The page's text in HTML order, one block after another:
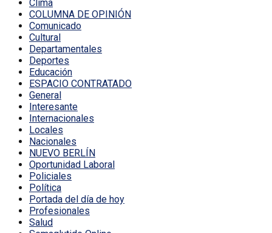
Clima
COLUMNA DE OPINIÓN
Comunicado
Cultural
Departamentales
Deportes
Educación
ESPACIO CONTRATADO
General
Interesante
Internacionales
Locales
Nacionales
NUEVO BERLÍN
Oportunidad Laboral
Policiales
Política
Portada del día de hoy
Profesionales
Salud